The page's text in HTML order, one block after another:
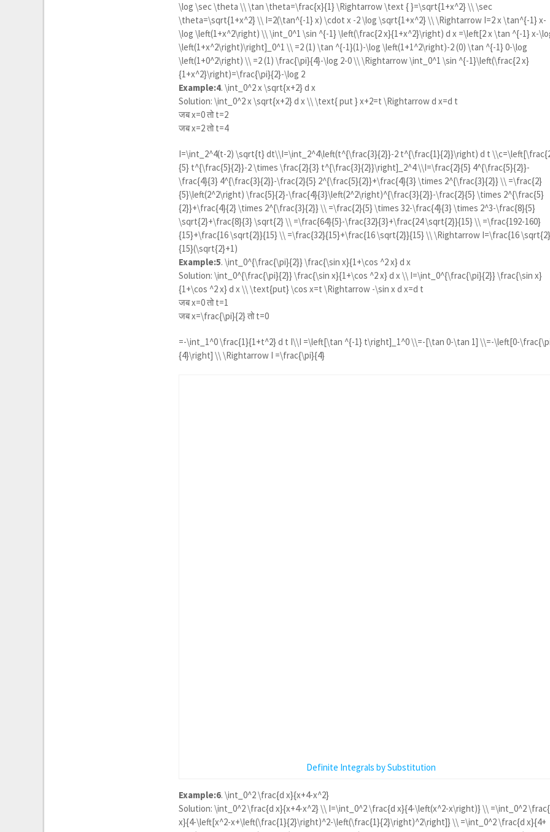
\log \sec \theta \\ \tan \theta=\frac{x}{1} \Rightarrow \text { }=\sqrt{1+x^2} \\ \sec
\theta=\sqrt{1+x^2} \\ I=2(\tan^{-1} x) \cdot x -2 \log \sqrt{1+x^2} \\ \Rightarrow I=2 x \tan^{-1} x-
\log \left(1+x^2\right) \\ \int_0^1 \sin ^{-1} \left(\frac{2 x}{1+x^2}\right) d x =\left[2 x \tan ^{-1} x-
\left(1+x^2\right)\right]_0^1 \\ =2 (1) \tan ^{-1}(1)-\log \left(1+1^2\right)-2 (0) \tan ^{-1} 0-\log
\left(1+0^2\right) \\ =2 (1) \frac{\pi}{4}-\log 2-0 \\ \Rightarrow \int_0^1 \sin ^{-1}\left(\frac{2 x}
{1+x^2}\right)=\frac{\pi}{2}-\log 2
Example:4.\int_0^2 x \sqrt{x+2} d x
Solution:\int_0^2 x \sqrt{x+2} d x \\ \text{ put } x+2=t \Rightarrow d x=d t
जब x=0 तो t=2
जब x=2 तो t=4
I=\int_2^4(t-2) \sqrt{t} dt\\I=\int_2^4\left(t^{\frac{3}{2}}-2 t^{\frac{1}{2}}\right) d t
{5} t^{\frac{5}{2}}-2 \times \frac{2}{3} t^{\frac{3}{2}}\right]_2^4 \\I=\frac{2}{5} 4^{\frac{5}{2}}-
\frac{4}{3} 4^{\frac{3}{2}}-\frac{2}{5} 2^{\frac{5}{2}}+\frac{4}{3} \times 2^{\frac{3}{2}} \\ =\frac{2}
{5}\left(2^2\right) \frac{5}{2}-\frac{4}{3}\left(2^2\right)^{\frac{3}{2}}-\frac{2}{5} \times 2^{\frac{5}
{2}}+\frac{4}{2} \times 2^{\frac{3}{2}} \\ =\frac{2}{5} \times 32-\frac{4}{3} \times 2^3-\frac{8}{5}
\sqrt{2}+\frac{8}{3} \sqrt{2} \\ =\frac{64}{5}-\frac{32}{3}+\frac{24 \sqrt{2}}{15} \\ =\frac{192-160}
{15}+\frac{16 \sqrt{2}}{15} \\ =\frac{32}{15}+\frac{16 \sqrt{2}}{15} \\ \Rightarrow I=\frac{16
{15}(\sqrt{2}+1)
Example:5.\int_0^{\frac{\pi}{2}} \frac{\sin x}{1+\cos ^2 x} d x
Solution:\int_0^{\frac{\pi}{2}} \frac{\sin x}{1+\cos ^2 x} d x \\ I=\int_0^{\frac{\pi}{2}} \frac{\sin x}
{1+\cos ^2 x} d x \\ \text{put} \cos x=t \Rightarrow -\sin x d x=d t
जब x=0 तो t=1
जबx=\frac{\pi}{2}तो t=0
=-\int_1^0 \frac{1}{1+t^2} d t I\\I =\left[\tan ^{-1} t\right]_1^0 \\=-[\tan 0-\tan 1] \\=-\left[0-
{4}\right] \\ \Rightarrow I =\frac{\pi}{4}
Definite Integrals by Substitution
Example:6.\int_0^2 \frac{d x}{x+4-x^2}
Solution:\int_0^2 \frac{d x}{x+4-x^2} \\ I=\int_0^2 \frac{d x}{4-\left(x^2-x\right)} \\ =\int_0^2
x}{4-\left[x^2-x+\left(\frac{1}{2}\right)^2-\left(\frac{1}{2}\right)^2\right]} \\ =\int_0^2 \frac{d x}{4+